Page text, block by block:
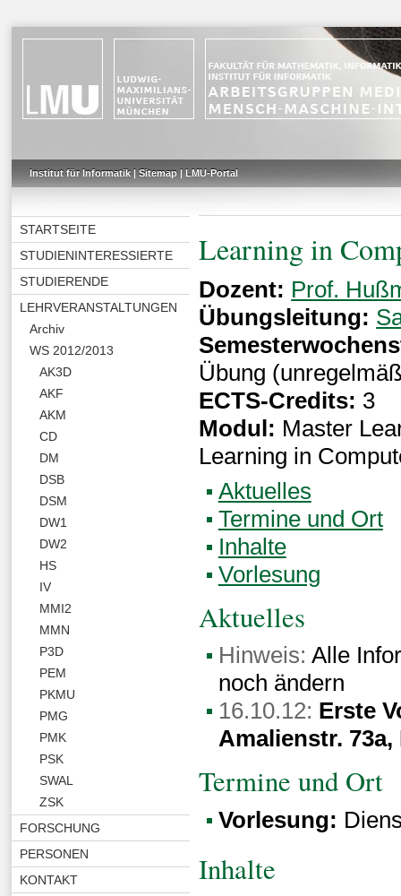
Institut für Informatik| Sitemap| LMU-Portal
STARTSEITE
STUDIENINTERESSIERTE
STUDIERENDE
LEHRVERANSTALTUNGEN
Archiv
WS 2012/2013
AK3D
AKF
AKM
CD
DM
DSB
DSM
DW1
DW2
HS
IV
MMI2
MMN
P3D
PEM
PKMU
PMG
PMK
PSK
SWAL
ZSK
FORSCHUNG
PERSONEN
KONTAKT
Learning in
Dozent: Prof.
Übungsleitung:
Übung
ECTS-Credits: 3
Modul: Master
Learning in
Aktuelles
Termine und Ort
Inhalte
Vorlesung
Aktuelles
Hinweis: Alle
noch ändern
16.10.12: Erste
Amalienstr. 73a,
Termine und Ort
Vorlesung:
Inhalte